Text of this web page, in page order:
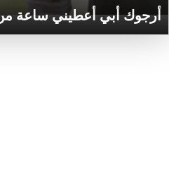
أرجوك أبي أعطيني ساعة